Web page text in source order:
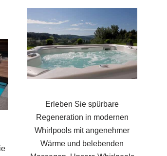
Erleben Sie spürbare
Regeneration in modernen
Whirlpools mit angenehmer
Wärme und belebenden